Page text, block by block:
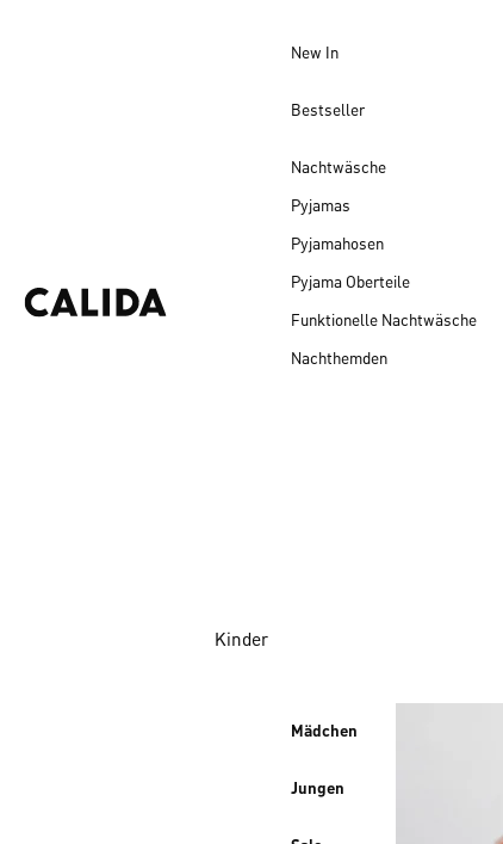
New In
Bestseller
Nachtwäsche
Pyjamas
Pyjamahosen
Pyjama Oberteile
Funktionelle Nachtwäsche
Nachthemden
Kinder
Mädchen
Jungen